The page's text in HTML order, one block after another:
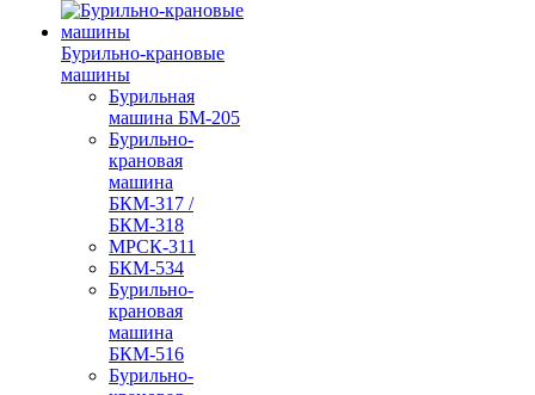
Бурильно-крановые
машины
Бурильная
машина БМ-205
Бурильно-
крановая
машина
БКМ-317 /
БКМ-318
МРСК-311
БКМ-534
Бурильно-
крановая
машина
БКМ-516
Бурильно-